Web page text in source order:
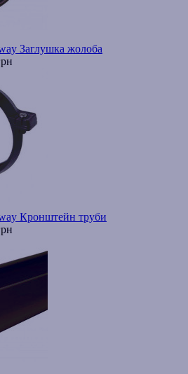
Заглушка жолоба
Кронштейн труби